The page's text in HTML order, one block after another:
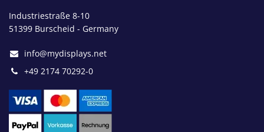
Industriestraße 8-10
51399 Burscheid - Germany
info@mydisplays.net
+49 2174 70292-0